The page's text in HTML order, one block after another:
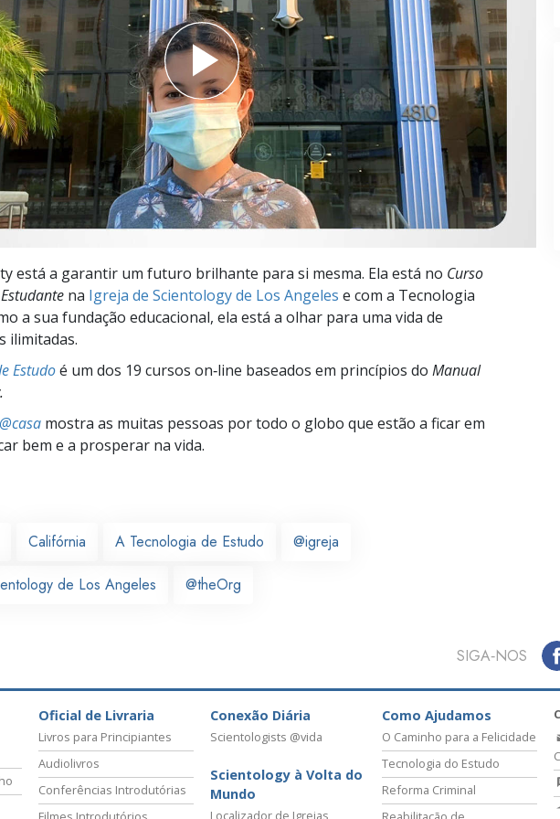
Respostas
Crianças
Ética e as
A Causa
Investigações
Bases da
está a garantir um futuro brilhante para si mesma. Ela está no Curso
na Igreja de Scientology de Los Angeles e com a Tecnologia
a sua fundação educacional, ela está a olhar para uma vida de
ilimitadas.
Estudoé um dos 19 cursos on‑line baseados em princípios do Manual
mostra as muitas pessoas por todo o globo que estão a ficar em
bem e a prosperar na vida.
Califórnia A Tecnologia de Estudo @igreja
de Los Angeles @theOrg
SIGA‑NOS
Oficial de Livraria
Livros para Principiantes
Audiolivros
Conferências Introdutórias
Conexão Diária
Scientologists @vida
Scientology à Volta do
Mundo
Localizador de Igrejas
Como Ajudamos
O Caminho para a Felicidade
Tecnologia do Estudo
Reforma Criminal